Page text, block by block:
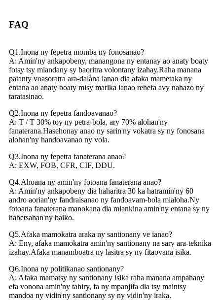
FAQ
Q1.Inona ny fepetra momba ny fonosanao?
A: Amin'ny ankapobeny, manangona ny entanay ao anaty boaty
fotsy tsy miandany sy baoritra volontany izahay.Raha manana
patanty voasoratra ara-dalàna ianao dia afaka mametaka ny
entana ao anaty boaty misy marika ianao rehefa avy nahazo ny
taratasinao.
Q2.Inona ny fepetra fandoavanao?
A: T / T 30% toy ny petra-bola, ary 70% alohan'ny
fanaterana.Hasehonay anao ny sarin'ny vokatra sy ny fonosana
alohan'ny handoavanao ny vola.
Q3.Inona ny fepetra fanaterana anao?
A: EXW, FOB, CFR, CIF, DDU.
Q4.Ahoana ny amin'ny fotoana fanaterana anao?
A: Amin'ny ankapobeny dia haharitra 30 ka hatramin'ny 60
andro aorian'ny fandraisanao ny fandoavam-bola mialoha.Ny
fotoana fanaterana manokana dia miankina amin'ny entana sy ny
habetsahan'ny baiko.
Q5.Afaka mamokatra araka ny santionany ve ianao?
A: Eny, afaka mamokatra amin'ny santionany na sary ara-teknika
izahay.Afaka manamboatra ny lasitra sy ny fitaovana isika.
Q6.Inona ny politikanao santionany?
A: Afaka mamatsy ny santionany isika raha manana ampahany
efa vonona amin'ny tahiry, fa ny mpanjifa dia tsy maintsy
mandoa ny vidin'ny santionany sy ny vidin'ny iraka.